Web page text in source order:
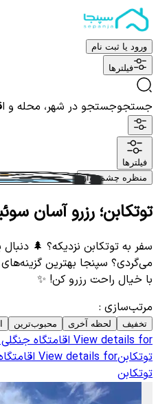
ورود یا ثبت نام
فیلترها
جستجوجستجو در شهر، محله و
فیلترها
منظره چشم نواز
توتکابن؛ رزرو آسان
سفر به توتکابن نزدیکه؟ 🌲 دنبال
می‌گردی؟ سپنجا بهترین گزینه‌های
با خیال راحت رزرو کن! ✨
مرتب‌سازی :
تخفیف لحظه آخری محبوب‌ترین
View details for اقامتگاه
توتکابنView details for
توتکابن